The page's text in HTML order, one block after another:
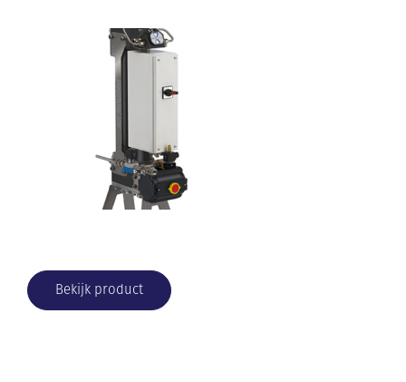
Bekijk product